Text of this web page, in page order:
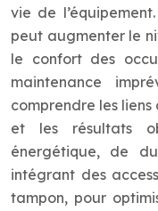
vie de
peut augmenter le
le confort des
maintenance
comprendre les
et les résultats
énergétique, de
intégrant des
tampon, pour